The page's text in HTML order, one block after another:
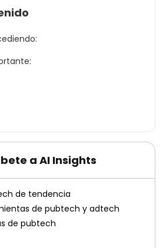
a AI Insights
de tendencia
de pubtech y adtech
de pubtech